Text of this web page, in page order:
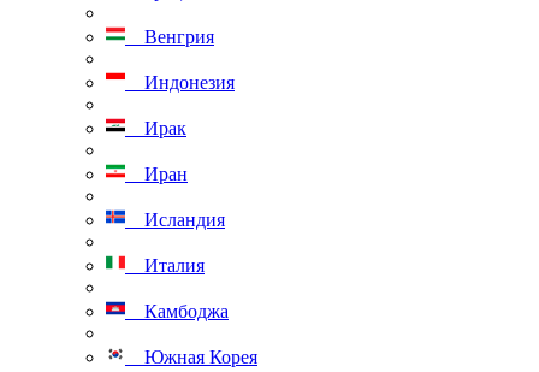
Венгрия
Индонезия
Ирак
Иран
Исландия
Италия
Камбоджа
Южная Корея